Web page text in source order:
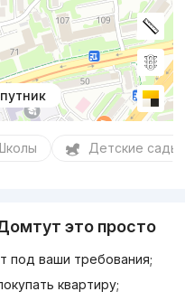
Детские сады
это просто
под ваши требования;
квартиру;